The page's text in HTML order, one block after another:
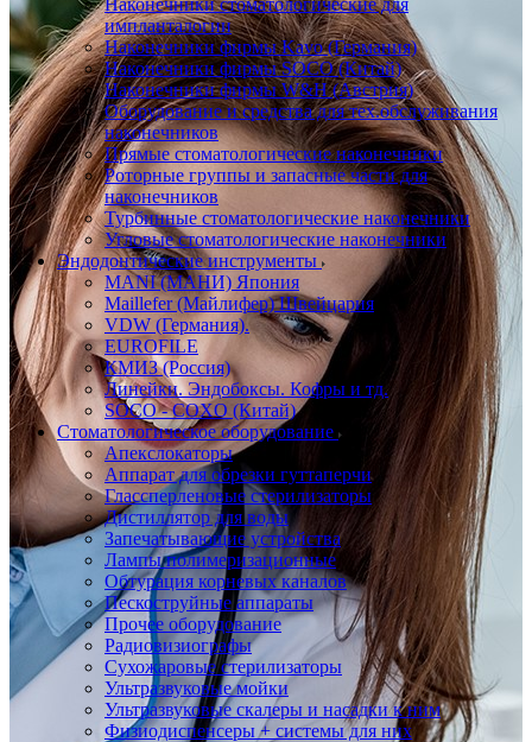
Наконечники стоматологические для
импланталогии
Наконечники фирмы Kavo (Германия)
Наконечники фирмы SOCO (Китай)
Наконечники фирмы W&H (Австрия)
Оборудование и средства для тех.обслуживания
наконечников
Прямые стоматологические наконечники
Роторные группы и запасные части для
наконечников
Турбинные стоматологические наконечники
Угловые стоматологические наконечники
Эндодонтические инструменты
MANI (МАНИ) Япония
Maillefer (Майлифер) Швейцария
VDW (Германия).
EUROFILE
КМИЗ (Россия)
Линейки. Эндобоксы. Кофры и тд.
SOCO - COXO (Китай)
Стоматологическое оборудование
Апекслокаторы
Аппарат для обрезки гуттаперчи
Глассперленовые стерилизаторы
Дистиллятор для воды
Запечатывающие устройства
Лампы полимеризационные
Обтурация корневых каналов
Пескоструйные аппараты
Прочее оборудование
Радиовизиографы
Сухожаровые стерилизаторы
Ультразвуковые мойки
Ультразвуковые скалеры и насадки к ним
Физиодиспенсеры + системы для них